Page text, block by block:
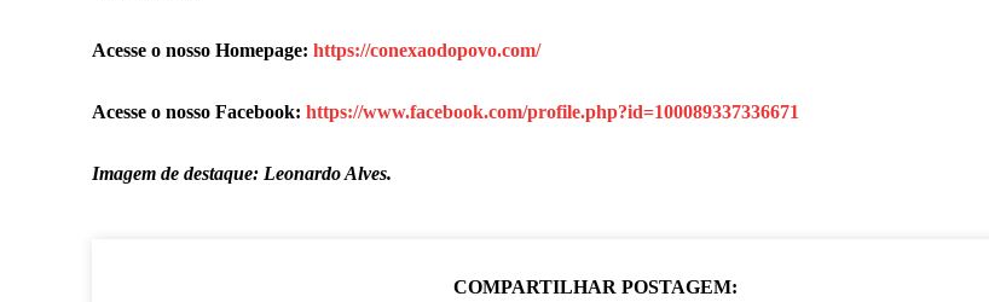
Acesse o nosso Homepage: https://conexaodopovo.com/
Acesse o nosso Facebook: https://www.facebook.com/profile.php?id=100089337336671
Imagem de destaque: Leonardo Alves.
COMPARTILHAR POSTAGEM: